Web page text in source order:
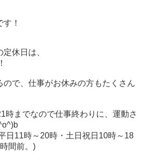
！
休日は、
ので、仕事がお休みの方もたくさん
時までなので仕事終わりに、運動さ
日11時～20時・土日祝日10時～18
間前。)